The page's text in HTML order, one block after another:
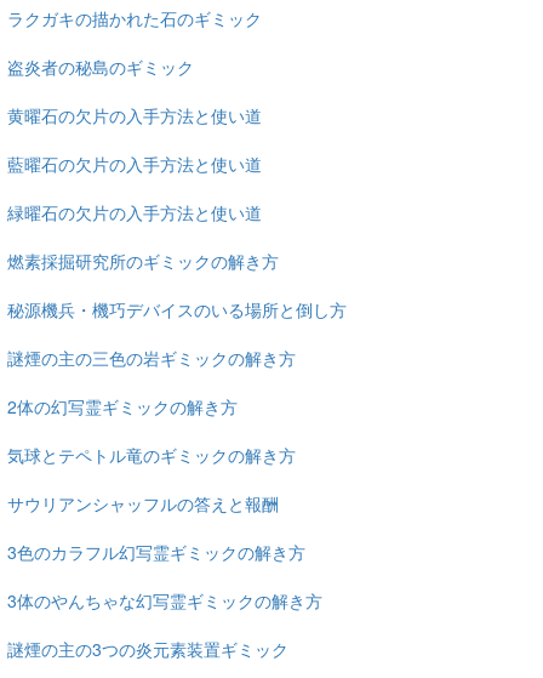
ラクガキの描かれた石のギミック
盗炎者の秘島のギミック
黄曜石の欠片の入手方法と使い道
藍曜石の欠片の入手方法と使い道
緑曜石の欠片の入手方法と使い道
燃素採掘研究所のギミックの解き方
秘源機兵・機巧デバイスのいる場所と倒し方
謎煙の主の三色の岩ギミックの解き方
2体の幻写霊ギミックの解き方
気球とテペトル竜のギミックの解き方
サウリアンシャッフルの答えと報酬
3色のカラフル幻写霊ギミックの解き方
3体のやんちゃな幻写霊ギミックの解き方
謎煙の主の3つの炎元素装置ギミック